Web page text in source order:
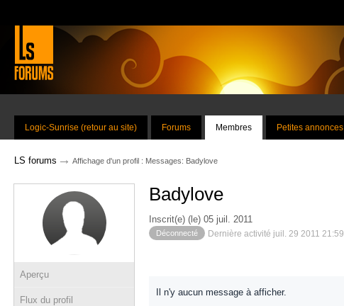
Logic-Sunrise (retour au site) Forums Membres Petites annonces
LS forums → Affichage d'un profil : Messages: Badylove
Aperçu
Flux du profil
Badylove
Inscrit(e) (le) 05 juil. 2011
Déconnecté Dernière activité juil. 29 2011 21:59
Il n'y aucun message à afficher.